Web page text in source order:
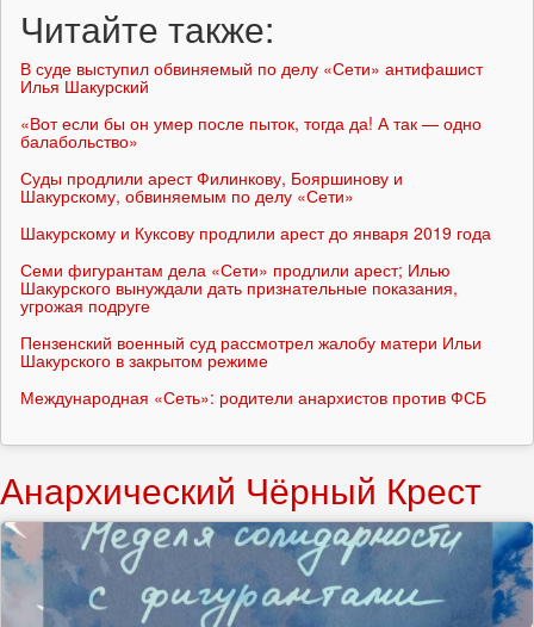
Читайте также:
В суде выступил обвиняемый по делу «Сети» антифашист
Илья Шакурский
«Вот если бы он умер после пыток, тогда да! А так — одно
балабольство»
Суды продлили арест Филинкову, Бояршинову и
Шакурскому, обвиняемым по делу «Сети»
Шакурскому и Куксову продлили арест до января 2019 года
Семи фигурантам дела «Сети» продлили арест; Илью
Шакурского вынуждали дать признательные показания,
угрожая подруге
Пензенский военный суд рассмотрел жалобу матери Ильи
Шакурского в закрытом режиме
Международная «Сеть»: родители анархистов против ФСБ
Анархический Чёрный Крест